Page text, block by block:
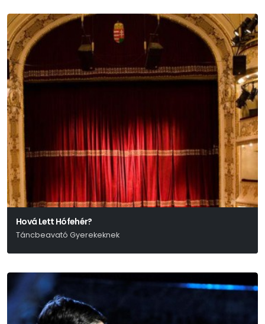
Hová Lett Hófehér?
Táncbeavató Gyerekeknek